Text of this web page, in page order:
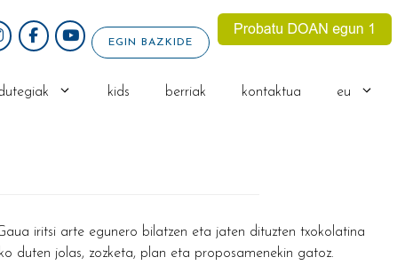
EGIN BAZKIDE
kids berriak kontaktua eu
iritsi arte egunero bilatzen eta jaten dituzten txokolatina
duten jolas, zozketa, plan eta proposamenekin gatoz.